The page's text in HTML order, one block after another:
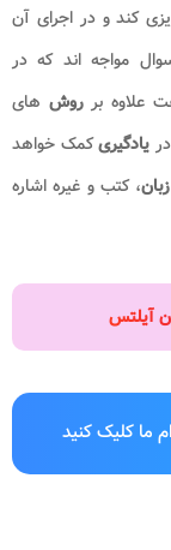
کند و در اجرای آن
مواجه اند که در
علاوه برروش های
یادگیریکمک خواهد
زبان، کتب و غیره اشاره
آیلتس​
ما کلیک کنید